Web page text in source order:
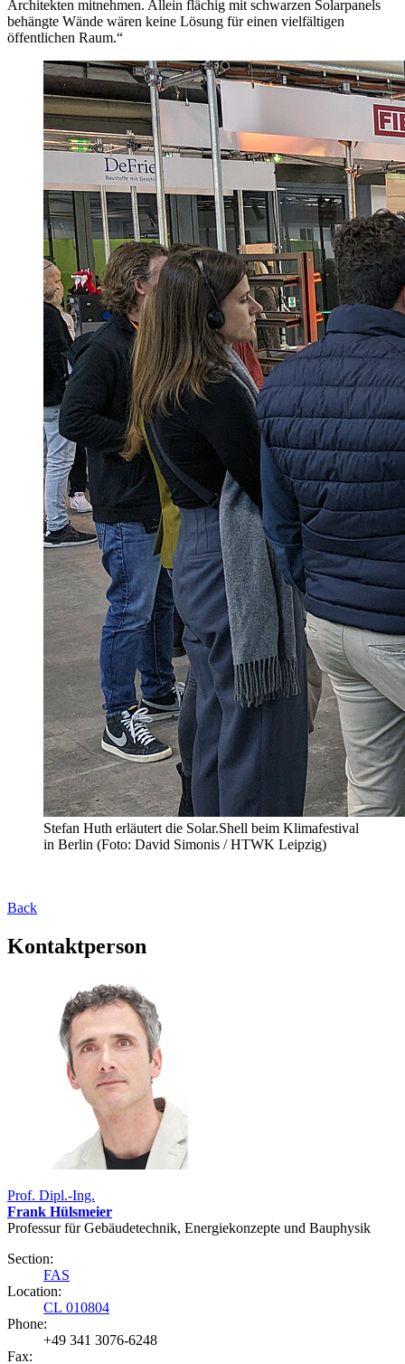
Architekten mitnehmen. Allein flächig mit schwarzen Solarpanels
behängte Wände wären keine Lösung für einen vielfältigen
öffentlichen Raum.“
Stefan Huth erläutert die Solar.Shell beim Klimafestival
in Berlin (Foto: David Simonis / HTWK Leipzig)
Back
Kontaktperson
Prof. Dipl.-Ing.
Frank Hülsmeier
Professur für Gebäudetechnik, Energiekonzepte und Bauphysik
Section:
FAS
Location:
CL 010804
Phone:
+49 341 3076-6248
Fax: